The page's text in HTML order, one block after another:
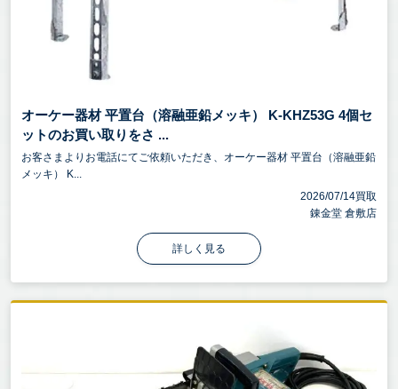
オーケー器材 平置台（溶融亜鉛メッキ） K-KHZ53G 4個セ
ットのお買い取りをさ ...
お客さまよりお電話にてご依頼いただき、オーケー器材 平置台（溶融亜鉛
メッキ） K...
2026/07/14買取
錬金堂 倉敷店
詳しく見る